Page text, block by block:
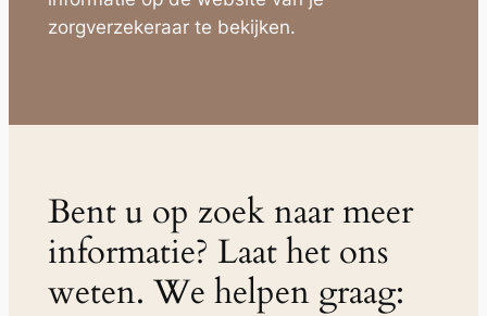
zorgverzekeraar te bekijken.
Bent u op zoek naar meer
informatie? Laat het ons
weten. We helpen graag: